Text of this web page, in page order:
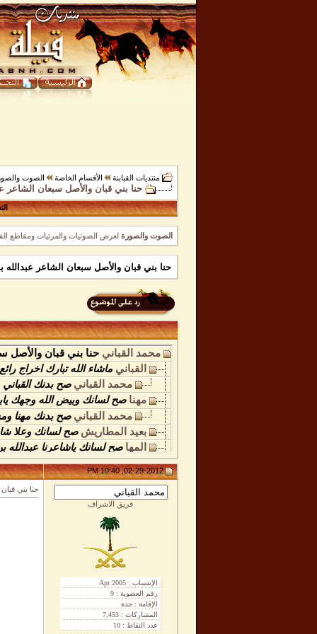
منتديات القبابنة الأقسام الخاصة الصوت
حنا بني قبان والأصل سبعان الشاعر
الصوت والصورة لعرض الصوتيات والمرئيات ومقاطع
حنا بني قبان والأصل سبعان الشاعر عبدالله
محمد القباني حنا بني قبان والأصل
القباني ماشاء الله تبارك اخراج
محمد القباني صح بدنك
مهنا صح لسانك وبيض الله وجهك
محمد القباني صح بدنك مهنا
بعيد المطاريش صح لسانك وعلا
المها صح لسانك ياشاعرنا عبدالله
فيصل القباني صح لسانك يابوفايز
عمار صح لسان الشاعر ابن فايز
عبدالمحسن القباني
عافاك الله
هذال صح لسانك يابوفايز وبيض
ولد الدلم صح لسانك وعلا شانك
الهوى شرقي
وليد القباني
بن مجلي صح لسان الشاعر عبدالله
فايز عبدالله
محمد القباني
02-29-2012, 10:40 PM
فريق الاشراف
حنا بني